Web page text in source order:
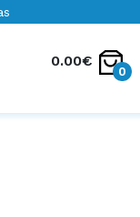
0.00€
0